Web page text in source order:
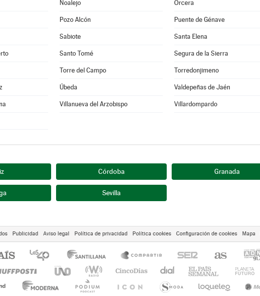
Noalejo Orcera
Pozo Alcón Puente de Génave
Sabiote Santa Elena
Santo Tomé Segura de la Sierra
Torre del Campo Torredonjimeno
Úbeda Valdepeñas de Jaén
Villanueva del Arzobispo Villardompardo
Córdoba Granada
Sevilla
Publicidad Aviso legal Política de privacidad Política cookies Configuración de cookies Mapa